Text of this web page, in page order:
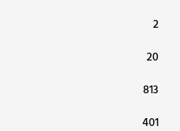
2
20
813
401